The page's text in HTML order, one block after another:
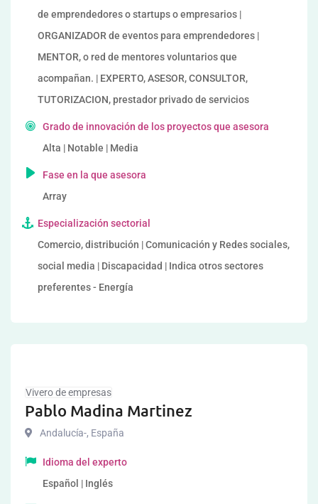
de emprendedores o startups o empresarios |
ORGANIZADOR de eventos para emprendedores |
MENTOR, o red de mentores voluntarios que
acompañan. | EXPERTO, ASESOR, CONSULTOR,
TUTORIZACION, prestador privado de servicios
Grado de innovación de los proyectos que asesora
Alta | Notable | Media
Fase en la que asesora
Array
Especialización sectorial
Comercio, distribución | Comunicación y Redes sociales,
social media | Discapacidad | Indica otros sectores
preferentes - Energía
Vivero de empresas
Pablo Madina Martinez
Andalucía-, España
Idioma del experto
Español | Inglés